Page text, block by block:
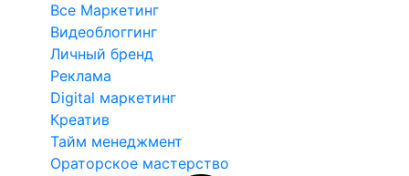
Все Маркетинг
Видеоблоггинг
Личный бренд
Реклама
Digital маркетинг
Креатив
Тайм менеджмент
Ораторское мастерство